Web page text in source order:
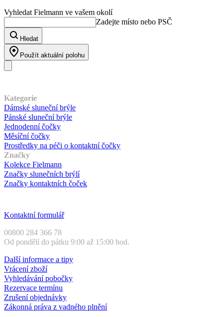
Vyhledat Fielmann ve vašem okolí
Zadejte místo nebo PSČ
Hledat
Použít aktuální polohu
Kategorie
Dámské sluneční brýle
Pánské sluneční brýle
Jednodenní čočky
Měsíční čočky
Prostředky na péči o kontaktní čočky
Značky
Kolekce Fielmann
Značky slunečních brýlí
Značky kontaktních čoček
Kontaktní formulář
00800 284 366 78
Od pondělí do pátku 9:00 až 15:00 hod.
Další informace a tipy
Vrácení zboží
Vyhledávání pobočky
Rezervace termínu
Zrušení objednávky
Zákonná práva z vadného plnění